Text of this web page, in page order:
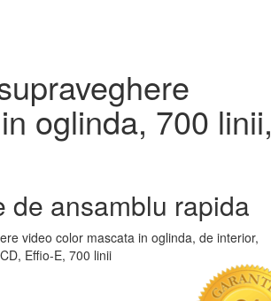
oglinda, 700 linii,
de ansamblu rapida
video color mascata in oglinda, de interior,
Effio-E, 700 linii